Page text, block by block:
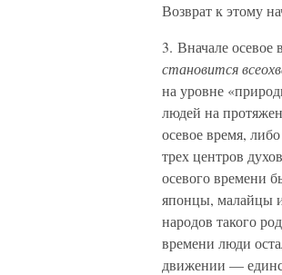
Возврат к этому
3. Вначале
становится
на уровне
людей на
осевое время,
трех центров
осевого времени
японцы, малайцы
народов такого
времени люди
движении —